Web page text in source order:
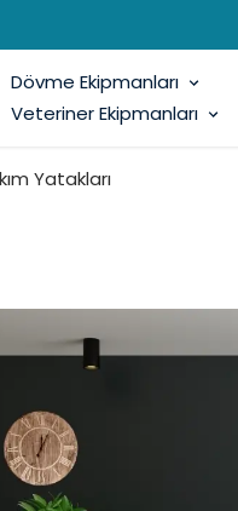
Dövme Ekipmanları
Veteriner Ekipmanları
Yatakları